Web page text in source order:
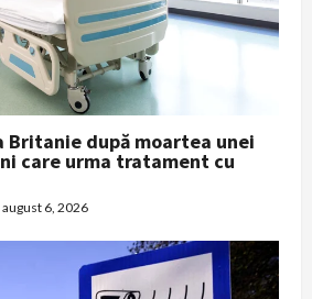
Britanie după moartea unei
care urma tratament cu
august 6, 2026